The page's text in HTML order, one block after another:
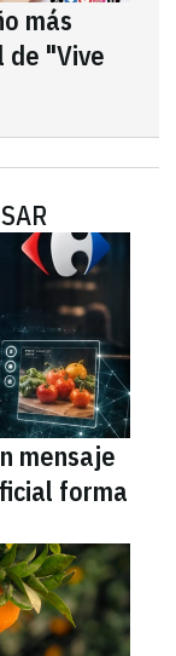
más
de "Vive
mensaje
forma